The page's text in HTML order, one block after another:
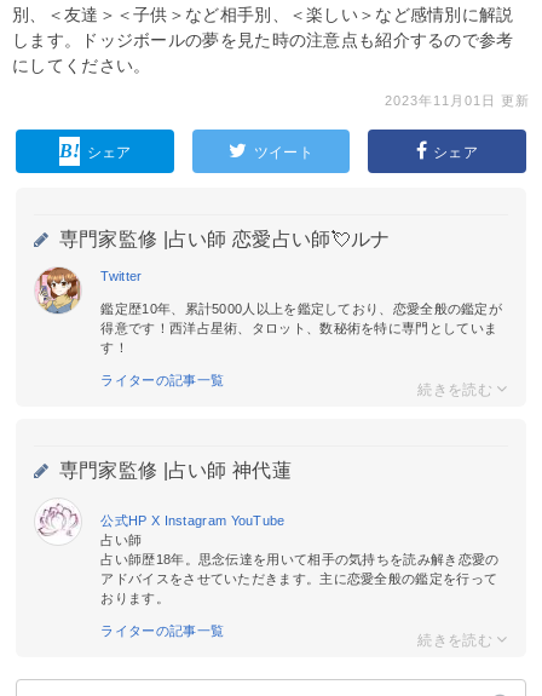
別、＜友達＞＜子供＞など相手別、＜楽しい＞など感情別に解説
します。ドッジボールの夢を見た時の注意点も紹介するので参考
にしてください。
2023年11月01日 更新
シェア ツイート シェア
専門家監修 | 占い師 恋愛占い師💘ルナ
Twitter
鑑定歴10年、累計5000人以上を鑑定しており、恋愛全般の鑑定が
得意です！西洋占星術、タロット、数秘術を特に専門としていま
す！
ライターの記事一覧
専門家監修 | 占い師 神代蓮
公式HP X Instagram YouTube
占い師
占い師歴18年。思念伝達を用いて相手の気持ちを読み解き恋愛の
アドバイスをさせていただきます。主に恋愛全般の鑑定を行って
おります。
ライターの記事一覧